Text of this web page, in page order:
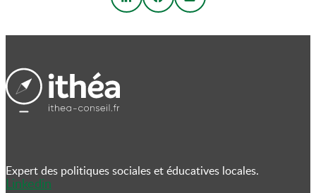
Expert des politiques sociales et éducatives locales.
Linkedin